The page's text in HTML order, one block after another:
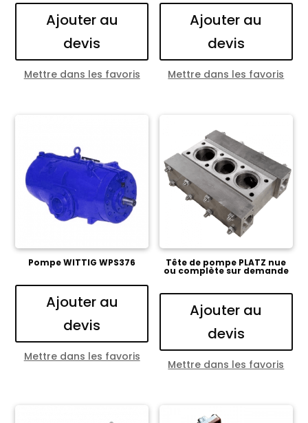
Ajouter au
devis
Mettre dans les favoris
Ajouter au
devis
Mettre dans les favoris
Pompe WITTIG WPS376
Ajouter au
devis
Mettre dans les favoris
Tête de pompe PLATZ nue
ou complète sur demande
Ajouter au
devis
Mettre dans les favoris